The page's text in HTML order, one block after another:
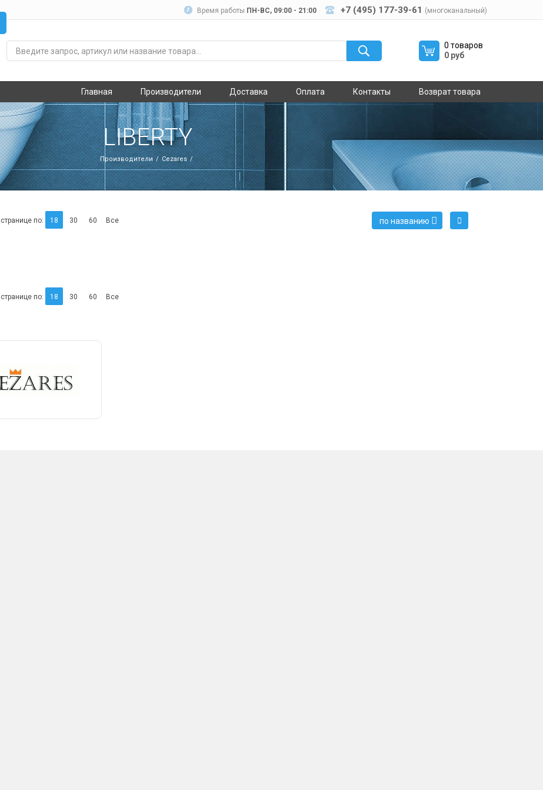
Время работы ПН-ВC, 09:00 - 21:00 +7 (495) 177-39-61 (многоканальный)
0 товаров
0 руб
Главная Производители Доставка Оплата Контакты Возврат товара
LIBERTY
Производители Cezares
по: 18 30 60 Все по названию
по: 18 30 60 Все